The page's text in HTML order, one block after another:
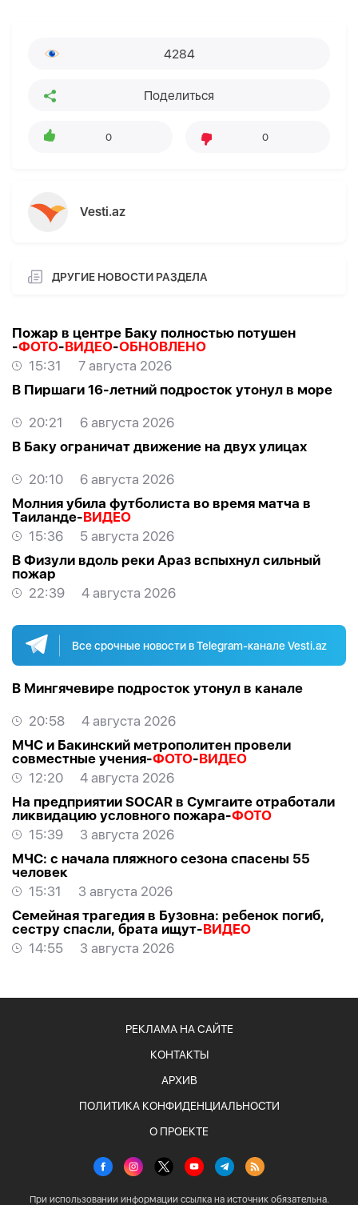
4284
Поделиться
0 0
Vesti.az
ДРУГИЕ НОВОСТИ РАЗДЕЛА
Пожар в центре Баку полностью потушен
-ФОТО-ВИДЕО-ОБНОВЛЕНО
15:31
7 августа 2026
В Пиршаги 16-летний подросток утонул в море
20:21
6 августа 2026
В Баку ограничат движение на двух улицах
20:10
6 августа 2026
Молния убила футболиста во время матча в
Таиланде-ВИДЕО
15:36
5 августа 2026
В Физули вдоль реки Араз вспыхнул сильный
пожар
22:39
4 августа 2026
Все срочные новости в Telegram-канале Vesti.az
В Мингячевире подросток утонул в канале
20:58
4 августа 2026
МЧС и Бакинский метрополитен провели
совместные учения-ФОТО-ВИДЕО
12:20
4 августа 2026
На предприятии SOCAR в Сумгаите отработали
ликвидацию условного пожара-ФОТО
15:39
3 августа 2026
МЧС: с начала пляжного сезона спасены 55
человек
15:31
3 августа 2026
Семейная трагедия в Бузовна: ребенок погиб,
сестру спасли, брата ищут-ВИДЕО
14:55
3 августа 2026
РЕКЛАМА НА САЙТЕ
КОНТАКТЫ
АРХИВ
ПОЛИТИКА КОНФИДЕНЦИАЛЬНОСТИ
О ПРОЕКТЕ
При использовании информации ссылка на источник обязательна.